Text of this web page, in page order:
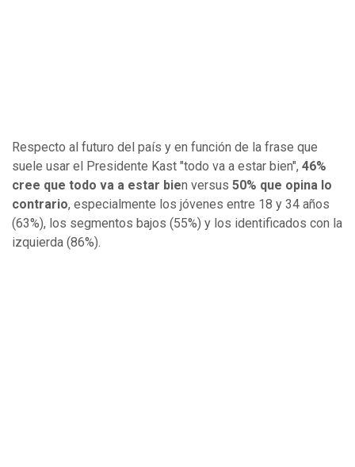
Respecto al futuro del país y en función de la frase que
suele usar el Presidente Kast "todo va a estar bien", 46%
cree que todo va a estar bien versus 50% que opina lo
contrario, especialmente los jóvenes entre 18 y 34 años
(63%), los segmentos bajos (55%) y los identificados con la
izquierda (86%).